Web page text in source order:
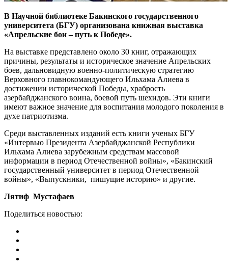
В Научной библиотеке Бакинского государственного
университета (БГУ) организована книжная выставка
«Апрельские бои – путь к Победе».
На выставке представлено около 30 книг, отражающих
причины, результаты и историческое значение Апрельских
боев, дальновидную военно-политическую стратегию
Верховного главнокомандующего Ильхама Алиева в
достижении исторической Победы, храбрость
азербайджанского воина, боевой путь шехидов. Эти книги
имеют важное значение для воспитания молодого поколения в
духе патриотизма.
Среди выставленных изданий есть книги ученых БГУ
«Интервью Президента Азербайджанской Республики
Ильхама Алиева зарубежным средствам массовой
информации в период Отечественной войны», «Бакинский
государственный университет в период Отечественной
войны», «Выпускники, пишущие историю» и другие.
Лятиф Мустафаев
Поделиться новостью: